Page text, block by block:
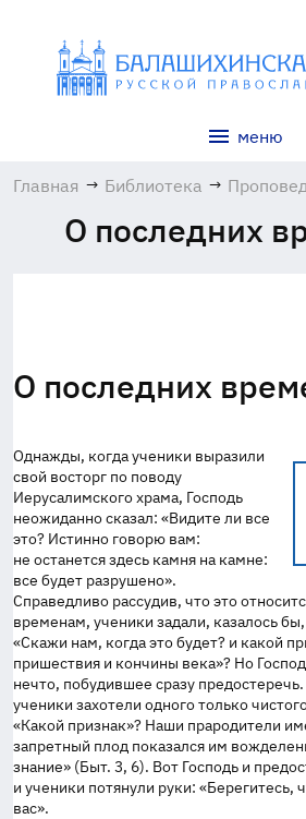
меню
Главная → Библиотека →
О последних
О последних
Однажды, когда ученики выразили
свой восторг по поводу
Иерусалимского храма, Господь
неожиданно сказал: «Видите ли все
это? Истинно говорю вам:
не останется здесь камня на камне:
все будет разрушено».
Справедливо рассудив, что это
временам, ученики задали, казалось
«Скажи нам, когда это будет? и какой
пришествия и кончины века»? Но
нечто, побудившее сразу
ученики захотели одного только
«Какой признак»? Наши прародители
запретный плод показался им
знание» (Быт. 3, 6). Вот Господь и
и ученики потянули руки: «Берегитесь,
вас».